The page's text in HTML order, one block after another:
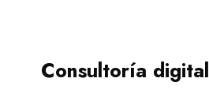
Consultoría digital